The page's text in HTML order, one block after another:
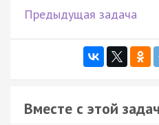
Предыдущая задача
Вместе с этой